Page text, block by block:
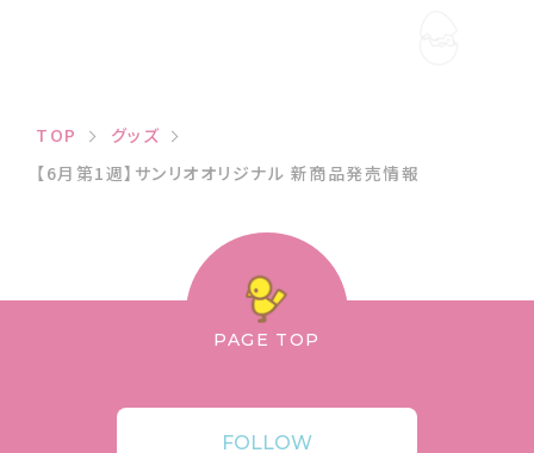
TOP
グッズ
【6月第1週】サンリオオリジナル 新商品発売情報
PAGE TOP
FOLLOW